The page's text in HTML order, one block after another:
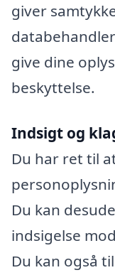
giver
give dine
beskyttelse.
Indsigt og
Du har ret til
Du kan
indsigelse
Du kan også